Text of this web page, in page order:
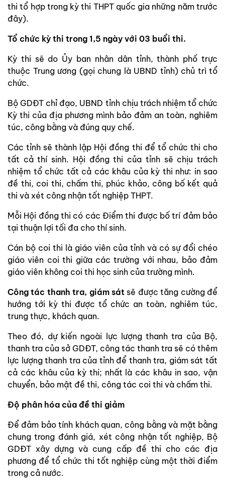
thi tổ hợp trong kỳ thi THPT quốc gia những năm trước
đây).
Tổ chức kỳ thi trong 1,5 ngày với 03 buổi thi.
Kỳ thi sẽ do Ủy ban nhân dân tỉnh, thành phố trực
thuộc Trung ương (gọi chung là UBND tỉnh) chủ trì tổ
chức.
Bộ GDĐT chỉ đạo, UBND tỉnh chịu trách nhiệm tổ chức
Kỳ thi của địa phương mình bảo đảm an toàn, nghiêm
túc, công bằng và đúng quy chế.
Các tỉnh sẽ thành lập Hội đồng thi để tổ chức thi cho
tất cả thí sinh. Hội đồng thi của tỉnh sẽ chịu trách
nhiệm tổ chức tất cả các khâu của kỳ thi như: in sao
đề thi, coi thi, chấm thi, phúc khảo, công bố kết quả
thi và xét công nhận tốt nghiệp THPT.
Mỗi Hội đồng thi có các Điểm thi được bố trí đảm bảo
tại thuận lợi tối đa cho thí sinh.
Cán bộ coi thi là giáo viên của tỉnh và có sự đổi chéo
giáo viên coi thi giữa các trường với nhau, bảo đảm
giáo viên không coi thi học sinh của trường mình.
Công tác thanh tra, giám sát sẽ được tăng cường để
hướng tới kỳ thi được tổ chức an toàn, nghiêm túc,
trung thực, khách quan.
Theo đó, dự kiến ngoài lực lượng thanh tra của Bộ,
thanh tra của sở GDĐT, công tác thanh tra sẽ có thêm
lực lượng thanh tra của tỉnh để thanh tra, giám sát tất
cả các khâu của kỳ thi; nhất là các khâu in sao, vận
chuyển, bảo mật đề thi, công tác coi thi và chấm thi.
Độ phân hóa của đề thi giảm
Để đảm bảo tính khách quan, công bằng và mặt bằng
chung trong đánh giá, xét công nhận tốt nghiệp, Bộ
GDĐT xây dựng và cung cấp đề thi cho các địa
phương để tổ chức thi tốt nghiệp cùng một thời điểm
trong cả nước.